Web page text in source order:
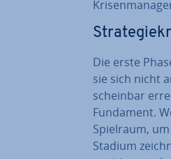
Die erste
sie sich nicht
scheinbar
Fundament.
Spielraum,
Stadium